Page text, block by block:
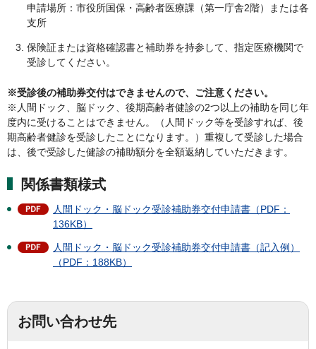
申請場所：市役所国保・高齢者医療課（第一庁舎2階）または各
支所
保険証または資格確認書と補助券を持参して、指定医療機関で
受診してください。
※受診後の補助券交付はできませんので、ご注意ください。
※人間ドック、脳ドック、後期高齢者健診の2つ以上の補助を同じ年
度内に受けることはできません。（人間ドック等を受診すれば、後
期高齢者健診を受診したことになります。）重複して受診した場合
は、後で受診した健診の補助額分を全額返納していただきます。
関係書類様式
人間ドック・脳ドック受診補助券交付申請書（PDF：
136KB）
人間ドック・脳ドック受診補助券交付申請書（記入例）
（PDF：188KB）
お問い合わせ先